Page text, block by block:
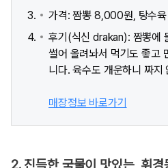
가격: 짬뽕 8,000원, 탕수
후기(식신 drakan): 짬뽕에
썰어 올려놔서 먹기도 좋고
니다. 육수도 개운하니 짜지
매장정보 바로가기
2. 진득한 국물이 맛있는, 휘경